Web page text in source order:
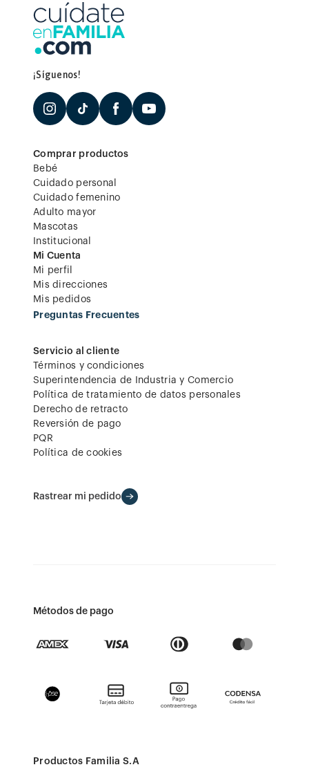
¡Síguenos!
Comprar productos
Bebé
Cuidado personal
Cuidado femenino
Adulto mayor
Mascotas
Institucional
Mi Cuenta
Mi perfil
Mis direcciones
Mis pedidos
Preguntas Frecuentes
Servicio al cliente
Términos y condiciones
Superintendencia de Industria y Comercio
Política de tratamiento de datos personales
Derecho de retracto
Reversión de pago
PQR
Política de cookies
Rastrear mi pedido
Métodos de pago
Productos Familia S.A